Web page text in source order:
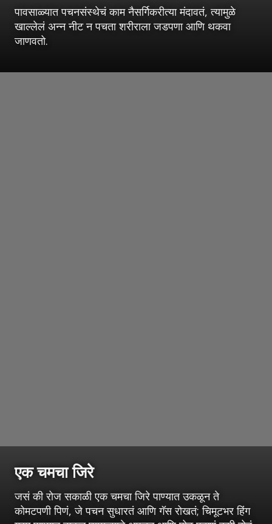
पावसाळ्यात पचनसंस्थेचं काम नैसर्गिकरीत्या मंदावतं, त्यामुळे
खाल्लेलं अन्न नीट न पचता शरीराला जडपणा आणि थकवा
जाणवतो.
एक चमचा जिरे
जसं की रोज सकाळी एक चमचा जिरे पाण्यात उकळून ते
कोमटपणी पिणं, जे पचन सुधारतं आणि गॅस रोखतं; चिमूटभर हिंग